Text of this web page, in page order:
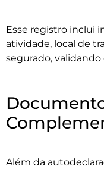
Esse registro inclui
atividade, local de
segurado, validando
Além da